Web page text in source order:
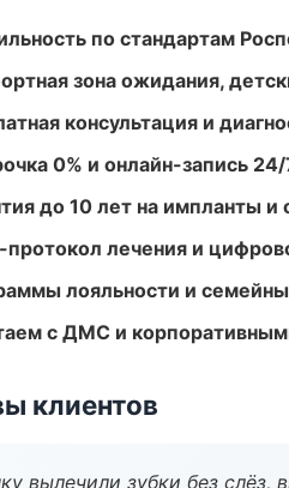
по стандартам
зона ожидания,
консультация и
0% и онлайн-запись 24/
до 10 лет на импланты
лечения и
лояльности и
с ДМС и
клиентов
вылечили зубки без